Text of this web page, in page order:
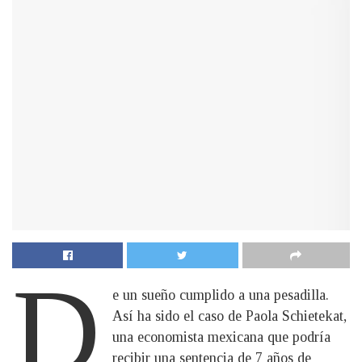
D
e un sueño cumplido a una pesadilla.
Así ha sido el caso de Paola Schietekat,
una economista mexicana que podría
recibir una sentencia de 7 años de